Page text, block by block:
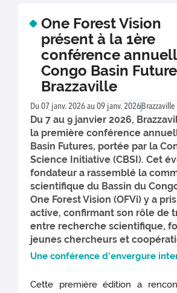
One Forest Vision
présent à la 1ère
conférence
Congo Basin
Brazzaville
Du 07 janv. 2026 au 09 janv. 2026Brazzaville
Du 7 au 9 janvier 2026,
la première conférence
Basin Futures, portée par la
Science Initiative (CBSI). Cet
fondateur a rassemblé la
scientifique du Bassin du
One Forest Vision (OFVi) y a
active, confirmant son rôle de
entre recherche scientifique,
jeunes chercheurs et
Une conférence d’envergure
Cette première édition a